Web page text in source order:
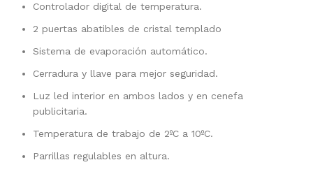
Controlador digital de temperatura.
2 puertas abatibles de cristal templado
Sistema de evaporación automático.
Cerradura y llave para mejor seguridad.
Luz led interior en ambos lados y en cenefa
publicitaria.
Temperatura de trabajo de 2ºC a 10ºC.
Parrillas regulables en altura.